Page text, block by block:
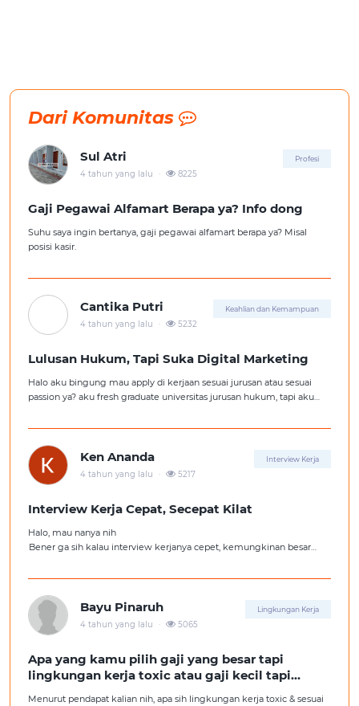
Dari Komunitas
Sul Atri Profesi
4 tahun yang lalu . 8225
Gaji Pegawai Alfamart Berapa ya? Info dong
Suhu saya ingin bertanya, gaji pegawai alfamart berapa ya? Misal
posisi kasir.
Cantika Putri Keahlian dan Kemampuan
4 tahun yang lalu . 5232
Lulusan Hukum, Tapi Suka Digital Marketing
Halo aku bingung mau apply di kerjaan sesuai jurusan atau sesuai
passion ya? aku fresh graduate universitas jurusan hukum, tapi aku
aku ambil kerjaan sesuai jurusan.
Ken Ananda Interview Kerja
4 tahun yang lalu . 5217
Interview Kerja Cepat, Secepat Kilat
Halo, mau nanya nih
Bener ga sih kalau interview kerjanya cepet, kemungkinan besar
Tolong pencerahannya dong kakak-kakak semua, soalnya aku fresh
Bayu Pinaruh Lingkungan Kerja
4 tahun yang lalu . 5065
Apa yang kamu pilih gaji yang besar tapi
lingkungan kerja toxic atau gaji kecil tapi
Menurut pendapat kalian nih, apa sih lingkungan kerja toxic & sesuai